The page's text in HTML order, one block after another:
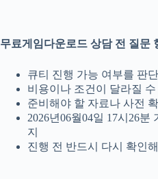
무료게임다운로드 상담 전 질문
큐티 진행 가능 여부를 판
비용이나 조건이 달라질 수
준비해야 할 자료나 사전
2026년06월04일 17시26
지
진행 전 반드시 다시 확인